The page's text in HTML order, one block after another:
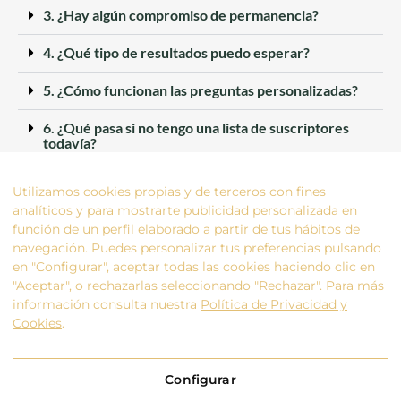
3. ¿Hay algún compromiso de permanencia?
4. ¿Qué tipo de resultados puedo esperar?
5. ¿Cómo funcionan las preguntas personalizadas?
6. ¿Qué pasa si no tengo una lista de suscriptores
todavía?
equipo?
10. ¿Qué plataformas de email marketing
recomiendas?
Utilizamos cookies propias y de terceros con fines
analíticos y para mostrarte publicidad personalizada en
función de un perfil elaborado a partir de tus hábitos de
navegación. Puedes personalizar tus preferencias pulsando
en "Configurar", aceptar todas las cookies haciendo clic en
"Aceptar", o rechazarlas seleccionando "Rechazar". Para más
información consulta nuestra Política de Privacidad y
Cookies.
Configurar